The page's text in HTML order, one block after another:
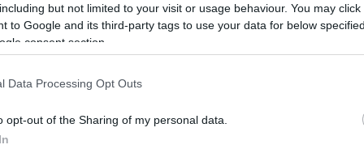
but not limited to your visit or usage behaviour. You may
to Google and its third-party tags to use your data for below
consent section.
Data Processing Opt Outs
opt-out of the Sharing of my personal data.
συνέπειες τις κλιματικής αλλαγής, σημειώνει
σε συντονισμό δράσης για την ενίσχυση
αποθεματικό, αλλά και στην ανάγκη
εξέλιξη οι συζητήσεις για την αναθεώρηση του
διακυβέρνησης.